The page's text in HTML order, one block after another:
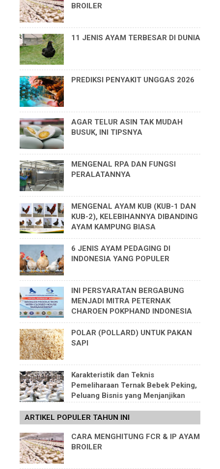
BROILER
11 JENIS AYAM TERBESAR DI DUNIA
PREDIKSI PENYAKIT UNGGAS 2026
AGAR TELUR ASIN TAK MUDAH
BUSUK, INI TIPSNYA
MENGENAL RPA DAN FUNGSI
PERALATANNYA
MENGENAL AYAM KUB (KUB-1 DAN
KUB-2), KELEBIHANNYA DIBANDING
AYAM KAMPUNG BIASA
6 JENIS AYAM PEDAGING DI
INDONESIA YANG POPULER
INI PERSYARATAN BERGABUNG
MENJADI MITRA PETERNAK
CHAROEN POKPHAND INDONESIA
POLAR (POLLARD) UNTUK PAKAN
SAPI
Karakteristik dan Teknis
Pemeliharaan Ternak Bebek Peking,
Peluang Bisnis yang Menjanjikan
ARTIKEL POPULER TAHUN INI
CARA MENGHITUNG FCR & IP AYAM
BROILER